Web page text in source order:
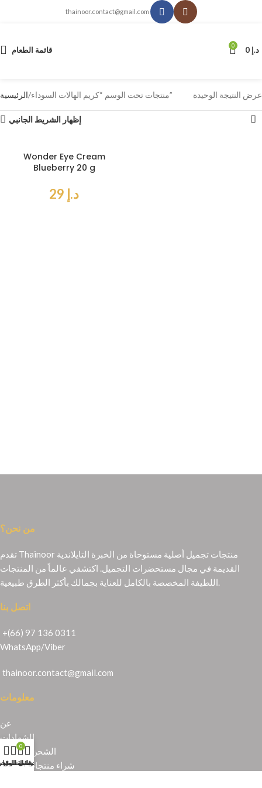
thainoor.contact@gmail.com
قائمة الطعام 0 د.إ
الرئيسية منتجات تحت الوسم “كريم الهالات السوداء” عرض النتيجة الوحيدة
إظهار الشريط الجانبي
Wonder Eye Cream
Blueberry 20 g
د.إ
من نحن؟
تقدم Thainoor منتجات تجميل أصلية مستوحاة من الخبرة التايلاندية
القديمة في مجال مستحضرات التجميل. اكتشفي عالماً من المنتجات
اتصل بنا
+(66) 97 136 0311
WhatsApp/Viber
thainoor.contact@gmail.com
معلومات
عن
الشهادات
الشحن والإرجاع
شراء منتجات تايلندية
قائمة
0
عربة التسوق
حسابي